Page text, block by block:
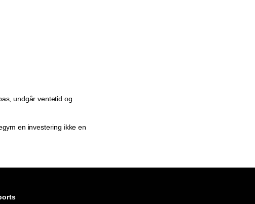
undgår ventetid og
en investering ikke en